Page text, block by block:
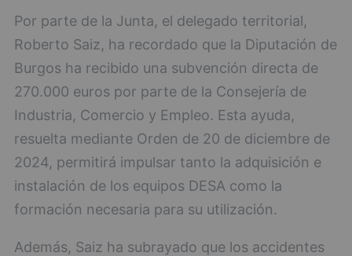
Por parte de la Junta, el delegado territorial,
Roberto Saiz, ha recordado que la Diputación de
Burgos ha recibido una subvención directa de
270.000 euros por parte de la Consejería de
Industria, Comercio y Empleo. Esta ayuda,
resuelta mediante Orden de 20 de diciembre de
2024, permitirá impulsar tanto la adquisición e
instalación de los equipos DESA como la
formación necesaria para su utilización.
Además, Saiz ha subrayado que los accidentes